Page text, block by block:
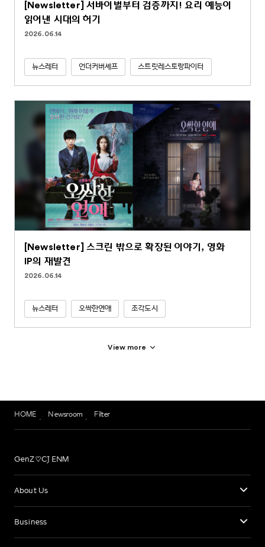
[Newsletter] 서바이벌부터 검증까지! 요리 예능이
읽어낸 시대의 허기
2026.06.14
뉴스레터 언더커버셰프 스트릿레스토랑파이터
[Newsletter] 스크린 밖으로 확장된 이야기, 영화
IP의 재발견
2026.06.14
뉴스레터 오싹한연애 조각도시
View more
HOME Newsroom Filter
GenZ♡CJ ENM
About Us
Business